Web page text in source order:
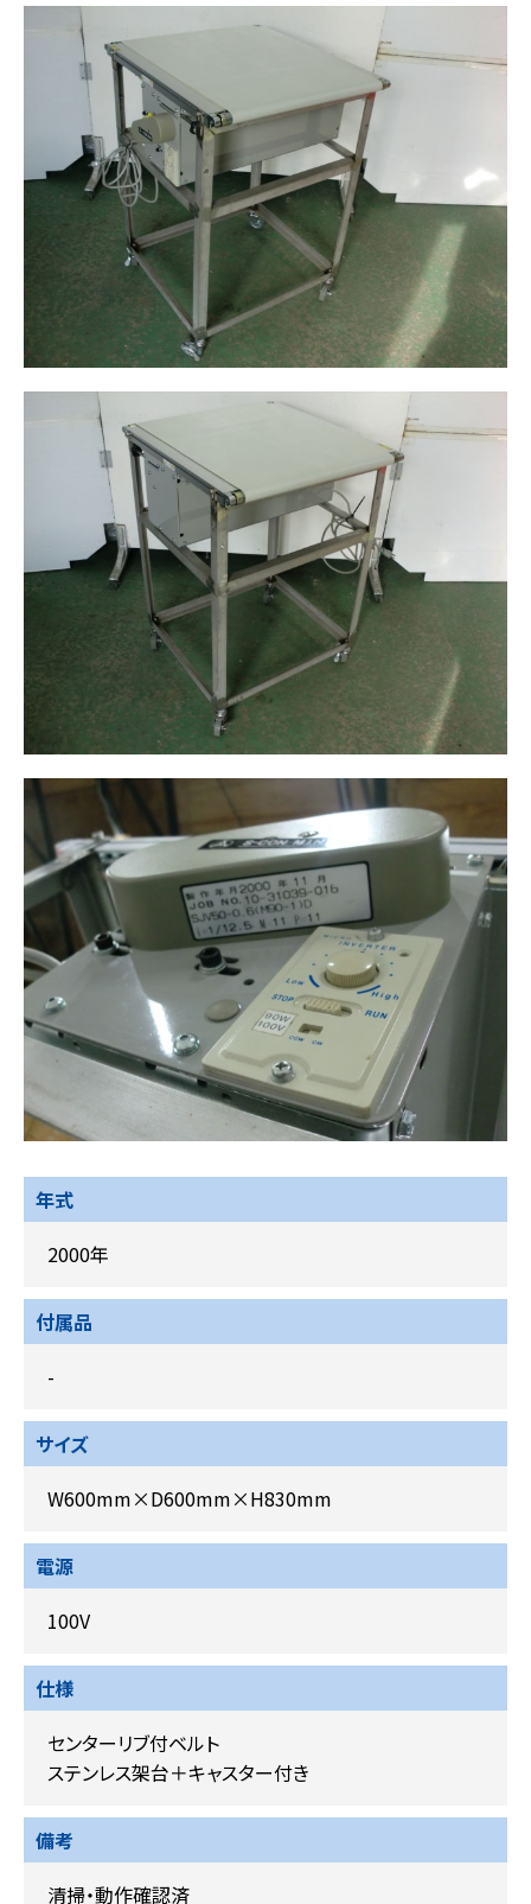
年式
2000年
付属品
-
サイズ
W600mm×D600mm×H830mm
電源
100V
仕様
センターリブ付ベルト
ステンレス架台＋キャスター付き
備考
清掃・動作確認済